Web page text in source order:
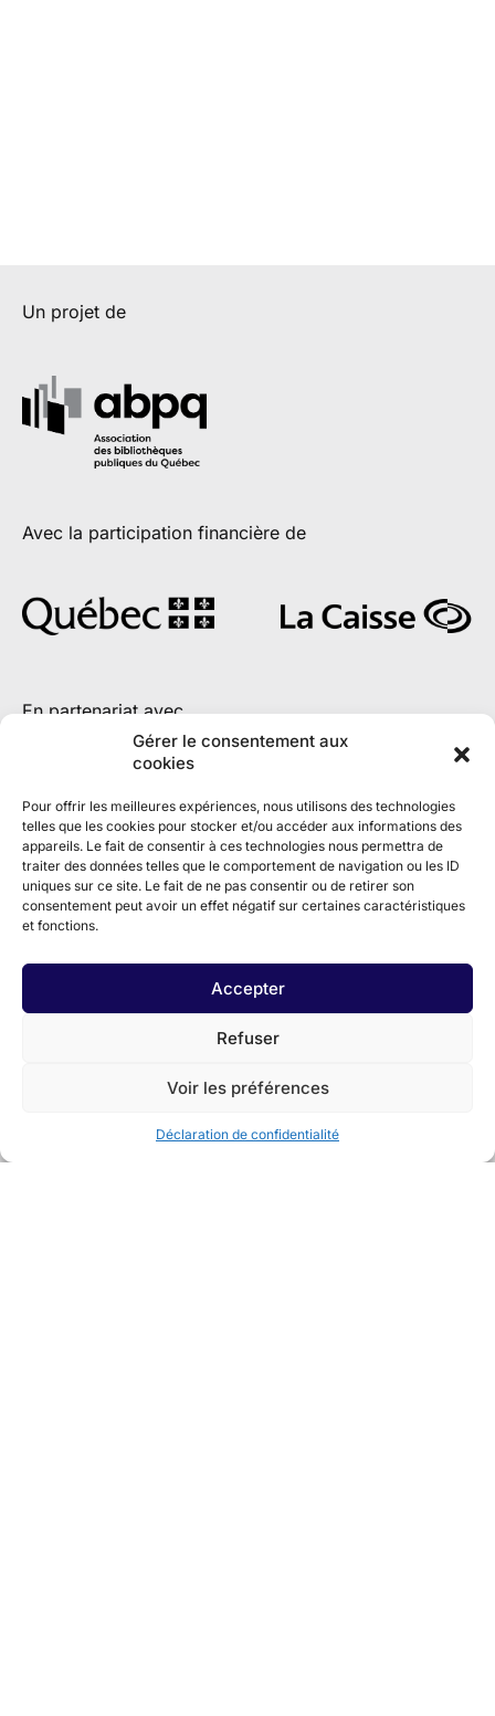
Gérer le consentement aux
cookies
Pour offrir les meilleures expériences, nous utilisons des technologies
telles que les cookies pour stocker et/ou accéder aux informations des
appareils. Le fait de consentir à ces technologies nous permettra de
traiter des données telles que le comportement de navigation ou les ID
uniques sur ce site. Le fait de ne pas consentir ou de retirer son
consentement peut avoir un effet négatif sur certaines caractéristiques
et fonctions.
Accepter
Refuser
Voir les préférences
Déclaration de confidentialité
Un projet de
Avec la participation financière de
En partenariat avec